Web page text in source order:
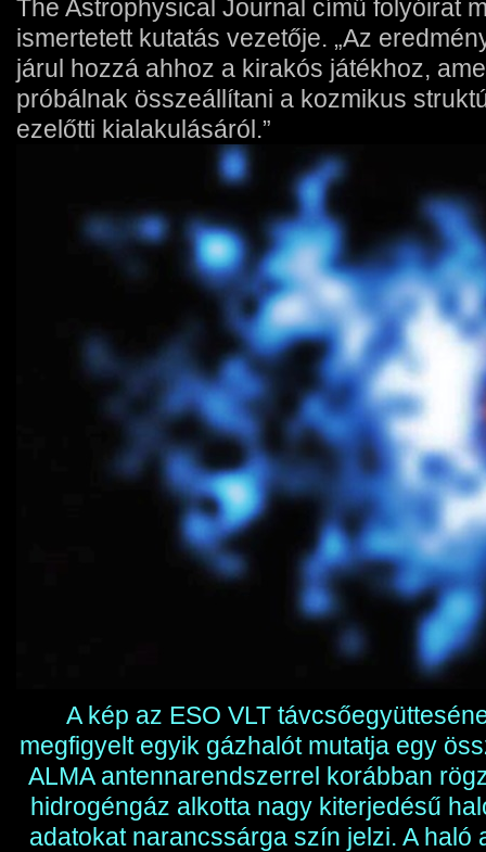
The Astrophysical Journal című folyóirat
ismertetett kutatás vezetője. „Az
járul hozzá ahhoz a kirakós játékhoz,
próbálnak összeállítani a kozmikus
ezelőtti kialakulásáról.”
A kép az ESO VLT
megfigyelt egyik gázhalót mutatja egy
ALMA antennarendszerrel korábban
hidrogéngáz alkotta nagy kiterjedésű
adatokat narancssárga szín jelzi. A haló